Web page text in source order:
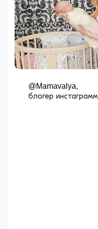
@Mamavalya,
блогер инстаграмм